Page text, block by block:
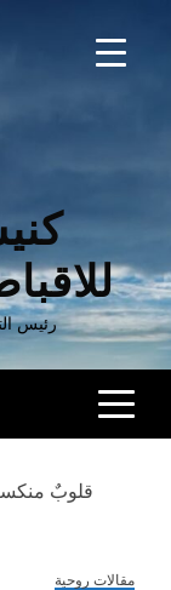
رئيس
قلوبٌ
مقالات روحية